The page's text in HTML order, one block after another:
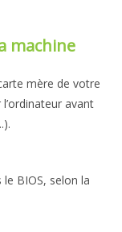
machine
mère de votre
avant
BIOS, selon la